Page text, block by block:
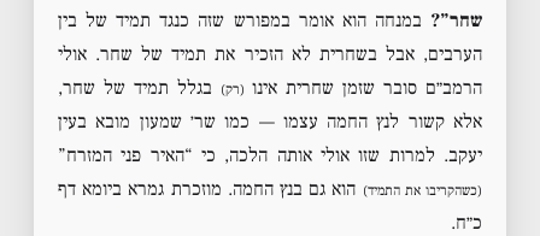
שחר”? במנחה הוא אומר במפורש שזה כנגד תמיד של בין
הערבים, אבל בשחרית לא הזכיר את תמיד של שחר. אולי
הרמב״ם סובר שזמן שחרית אינו (רק) בגלל תמיד של שחר,
אלא קשור לנץ החמה עצמו — כמו שר׳ שמעון מובא בעין
יעקב. למרות שזו אולי אותה הלכה, כי “האיר פני המזרח”
(כשהקריבו את התמיד) הוא גם בנץ החמה. מוזכרת גמרא ביומא דף
כ״ח.